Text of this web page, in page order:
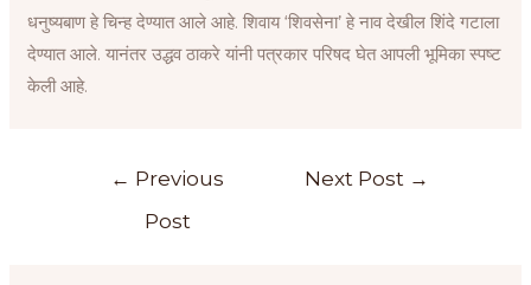
धनुष्यबाण हे चिन्ह देण्यात आले आहे. शिवाय ‘शिवसेना’ हे नाव देखील शिंदे गटाला
देण्यात आले. यानंतर उद्धव ठाकरे यांनी पत्रकार परिषद घेत आपली भूमिका स्पष्ट
केली आहे.
← Previous
Post
Next Post →